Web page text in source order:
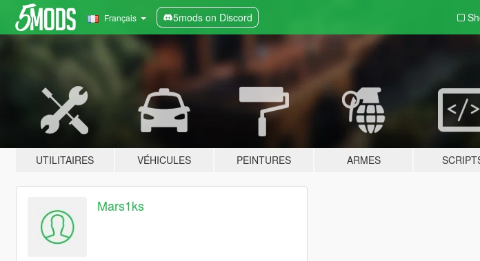
Français 5mods on Discord
UTILITAIRES VÉHICULES PEINTURES ARMES
Mars1ks